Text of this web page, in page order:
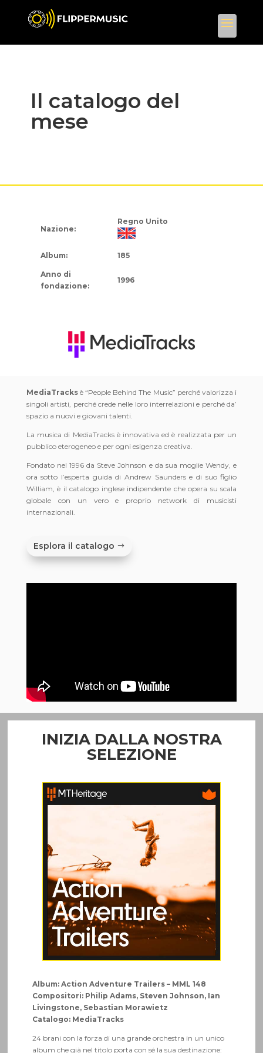
Il catalogo del
mese
Nazione:
Regno Unito
Album: 185
Anno di
fondazione:
1996
MediaTracksè “People Behind The Music” perché valorizza i
singoli artisti, perché crede nelle loro interrelazioni e perché da’
spazio a nuovi e giovani talenti.
La musica di MediaTracks è innovativa ed è realizzata per un
pubblico eterogeneo e per ogni esigenza creativa.
Fondato nel 1996 da Steve Johnson e da sua moglie Wendy, e
ora sotto l’esperta guida di Andrew Saunders e di suo figlio
William, è il catalogo inglese indipendente che opera su scala
globale con un vero e proprio network di musicisti
internazionali.
Esplora il catalogo
INIZIA DALLA NOSTRA
SELEZIONE
Album: Action Adventure Trailers – MML 148​
Compositori: Philip Adams, Steven Johnson, Ian
Livingstone, Sebastian Morawietz
Catalogo: MediaTracks
24 brani con la forza di una grande orchestra in un unico
album che già nel titolo porta con sé la sua destinazione: